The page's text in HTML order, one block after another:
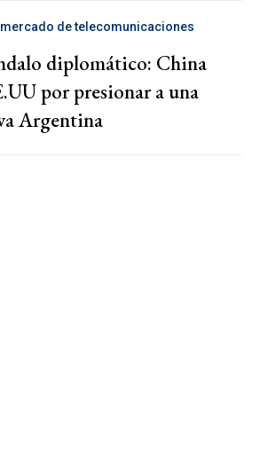
de telecomunicaciones
diplomático: China
por presionar a una
Argentina